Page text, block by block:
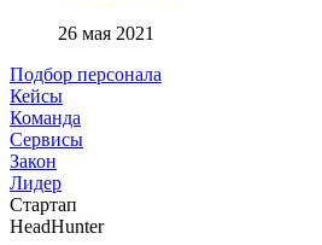
26 мая 2021
Подбор персонала
Кейсы
Команда
Сервисы
Закон
Лидер
Стартап
HeadHunter